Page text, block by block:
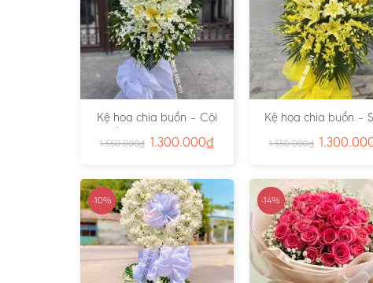
Kệ hoa chia buồn – Cõi
Trần Gian – Ms:4724
1.550.000₫ 1.300.000₫
Kệ hoa chia buồn –
1.550.000₫
-10% -14%